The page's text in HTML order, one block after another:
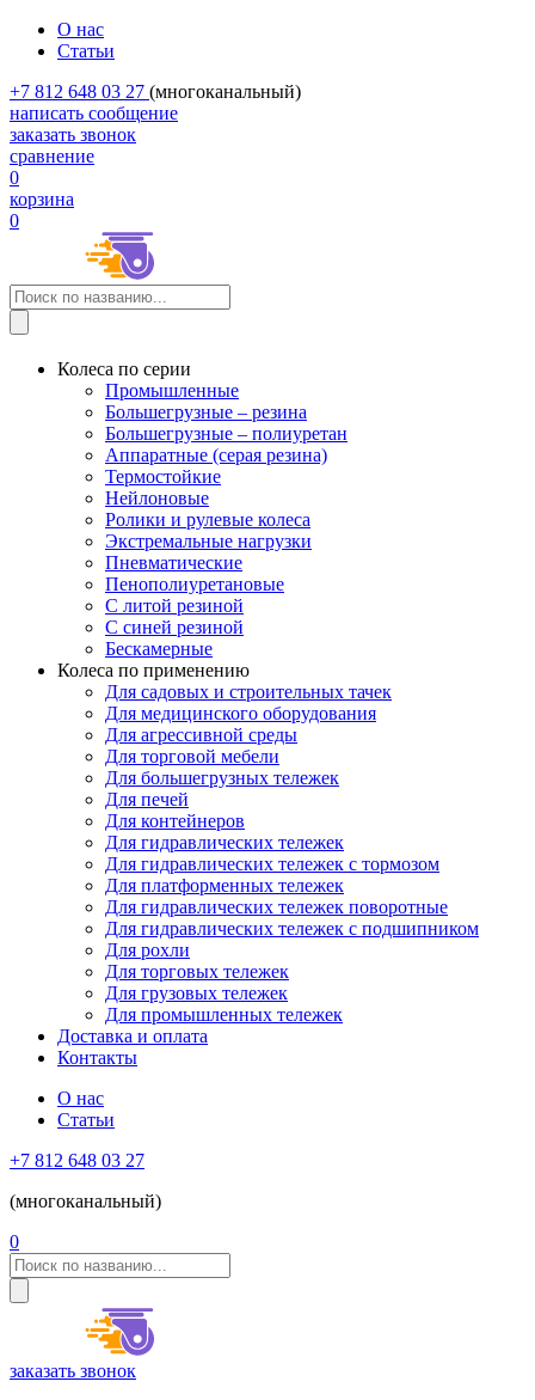
О нас
Статьи
+7 812 648 03 27 (многоканальный)
написать сообщение
заказать звонок
сравнение
0
корзина
0
Колеса по серии
Промышленные
Большегрузные – резина
Большегрузные – полиуретан
Аппаратные (серая резина)
Термостойкие
Нейлоновые
Ролики и рулевые колеса
Экстремальные нагрузки
Пневматические
Пенополиуретановые
С литой резиной
С синей резиной
Бескамерные
Колеса по применению
Для садовых и строительных тачек
Для медицинского оборудования
Для агрессивной среды
Для торговой мебели
Для большегрузных тележек
Для печей
Для контейнеров
Для гидравлических тележек
Для гидравлических тележек с тормозом
Для платформенных тележек
Для гидравлических тележек поворотные
Для гидравлических тележек с подшипником
Для рохли
Для торговых тележек
Для грузовых тележек
Для промышленных тележек
Доставка и оплата
Контакты
О нас
Статьи
+7 812 648 03 27
(многоканальный)
0
заказать звонок